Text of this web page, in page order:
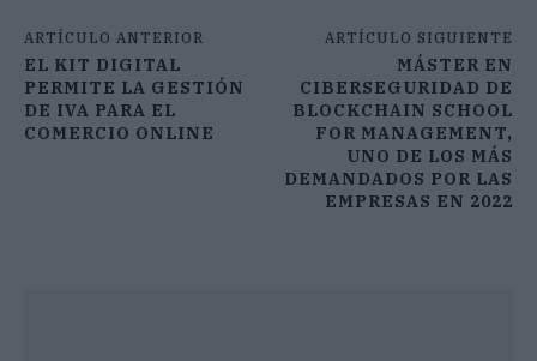
ARTÍCULO ANTERIOR
EL KIT DIGITAL
PERMITE LA GESTIÓN
DE IVA PARA EL
COMERCIO ONLINE
ARTÍCULO SIGUIENTE
MÁSTER EN
CIBERSEGURIDAD DE
BLOCKCHAIN SCHOOL
FOR MANAGEMENT,
UNO DE LOS MÁS
DEMANDADOS POR LAS
EMPRESAS EN 2022